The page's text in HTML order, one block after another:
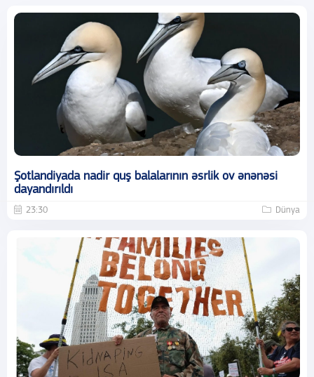
Şotlandiyada nadir quş balalarının əsrlik ov ənənəsi
dayandırıldı
23:30 Dünya